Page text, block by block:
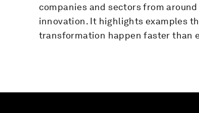
companies and sectors from
innovation. It highlights examples
transformation happen faster than